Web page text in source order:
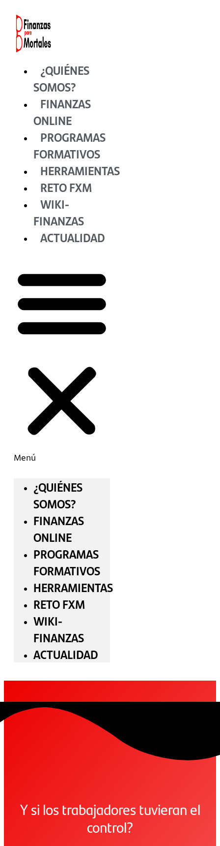
contenido
¿QUIÉNES
SOMOS?
FINANZAS
ONLINE
PROGRAMAS
FORMATIVOS
HERRAMIENTAS
RETO FXM
WIKI-
FINANZAS
ACTUALIDAD
Menú
¿QUIÉNES
SOMOS?
FINANZAS
ONLINE
PROGRAMAS
FORMATIVOS
HERRAMIENTAS
RETO FXM
WIKI-
FINANZAS
ACTUALIDAD
Y si los trabajadores tuvieran el
control?